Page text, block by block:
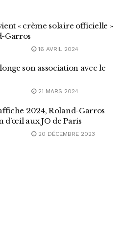
« crème solaire officielle »
Garros
16 AVRIL 2024
son association avec le
21 MARS 2024
2024, Roland-Garros
d’œil aux JO de Paris
20 DÉCEMBRE 2023